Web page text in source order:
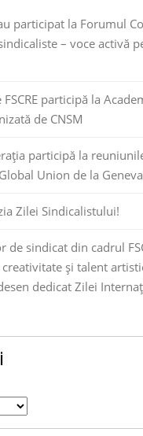
participat la Forumul
– voce activă
FSCRE participă la
de CNSM
participă la
Union de la Geneva
Zilei Sindicalistului!
de sindicat din cadrul
și talent
dedicat Zilei